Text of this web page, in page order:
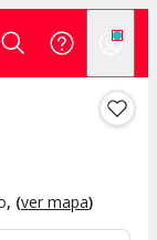
, (ver mapa)